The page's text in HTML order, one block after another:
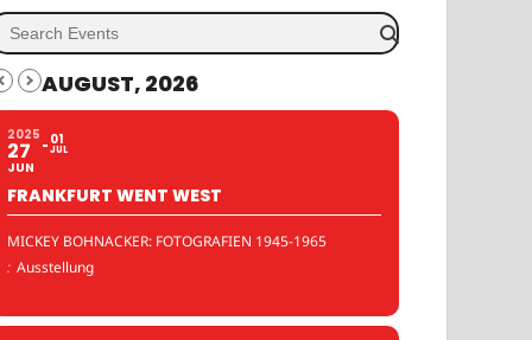
AUGUST, 2026
2025
27
JUN
01
JUL
FRANKFURT WENT WEST
MICKEY BOHNACKER: FOTOGRAFIEN 1945-1965
: Ausstellung